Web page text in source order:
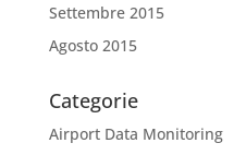
Settembre 2015
Agosto 2015
Categorie
Airport Data Monitoring